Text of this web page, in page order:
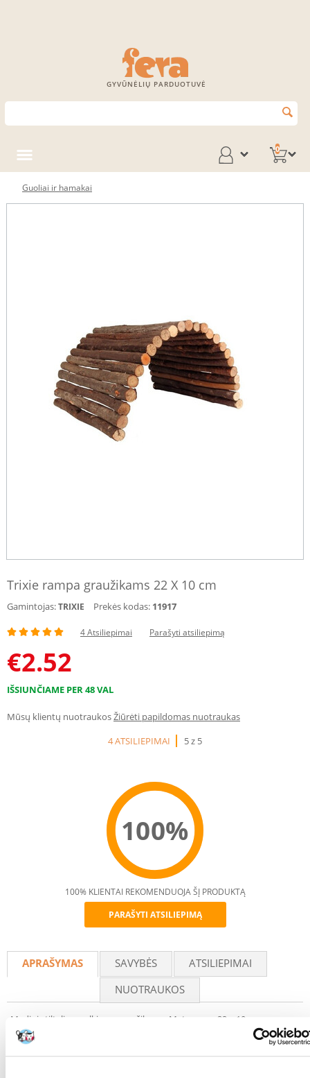
GYVŪNĖLIŲ PARDUOTUVĖ
0
Guoliai ir hamakai
Trixie rampa graužikams 22 X 10 cm
Gamintojas:TRIXIE Prekės kodas: 11917
4 Atsiliepimai Parašyti atsiliepimą
€2.52
IŠSIUNČIAME PER 48 VAL
Mūsų klientų nuotraukosŽiūrėti papildomas nuotraukas
4 ATSILIEPIMAI
5 z 5
100%
Recommend
100% KLIENTAI REKOMENDUOJA ŠĮ PRODUKTĄ
PARAŠYTI ATSILIEPIMĄ
APRAŠYMAS SAVYBĖS
ATSILIEPIMAI
NUOTRAUKOS
Medinis tiltelis smulkiems graužikams. Matmenys: 22 x 10 cm.
Parametrai